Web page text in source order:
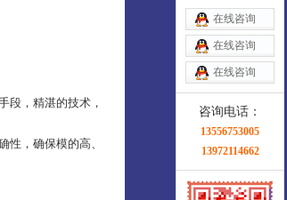
段，精湛的技术，
性，确保模的高、
在线咨询
在线咨询
在线咨询
咨询电话：
13556753005
13972114662